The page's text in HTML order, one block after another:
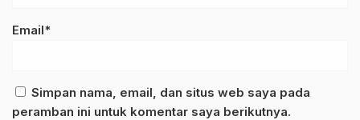
Email*
Simpan nama, email, dan situs web saya pada
peramban ini untuk komentar saya berikutnya.